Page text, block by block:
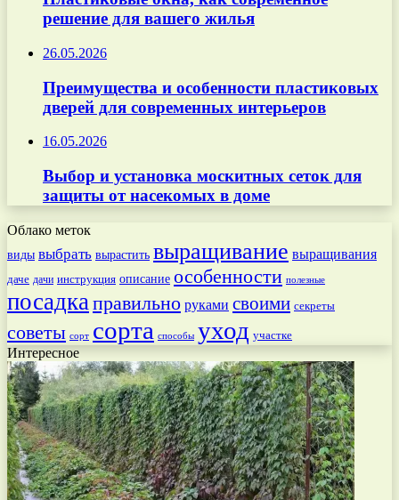
решение для вашего жилья
26.05.2026
Преимущества и особенности пластиковых
дверей для современных интерьеров
16.05.2026
Выбор и установка москитных сеток для
защиты от насекомых в доме
Облако меток
виды выбрать вырастить выращивание выращивания
даче дачи инструкция описание особенности полезные
посадка правильно руками своими секреты
советы сорт сорта способы уход участке
Интересное